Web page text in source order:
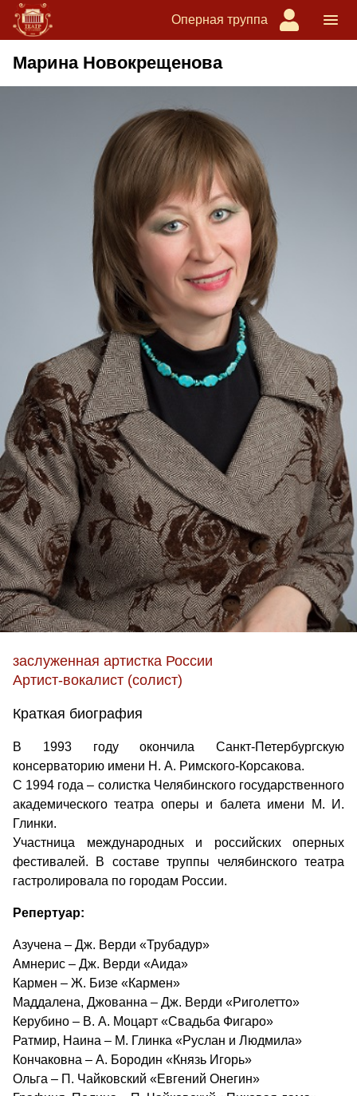
Оперная труппа
Марина Новокрещенова
заслуженная артистка России
Артист-вокалист (солист)
Краткая биография
В 1993 году окончила Санкт-Петербургскую
консерваторию имени Н. А. Римского-Корсакова.
С 1994 года – солистка Челябинского государственного
академического театра оперы и балета имени М. И.
Глинки.
Участница международных и российских оперных
фестивалей. В составе труппы челябинского театра
гастролировала по городам России.
Репертуар:
Азучена – Дж. Верди «Трубадур»
Амнерис – Дж. Верди «Аида»
Кармен – Ж. Бизе «Кармен»
Маддалена, Джованна – Дж. Верди «Риголетто»
Керубино – В. А. Моцарт «Свадьба Фигаро»
Ратмир, Наина – М. Глинка «Руслан и Людмила»
Кончаковна – А. Бородин «Князь Игорь»
Ольга – П. Чайковский «Евгений Онегин»